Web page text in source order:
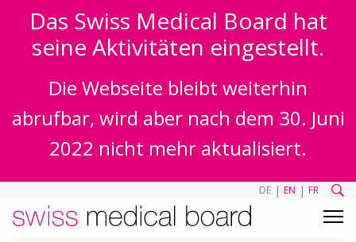
Das Swiss Medical Board hat
seine Aktivitäten eingestellt.
Die Webseite bleibt weiterhin
abrufbar, wird aber nach dem 30. Juni
2022 nicht mehr aktualisiert.
DE | EN | FR